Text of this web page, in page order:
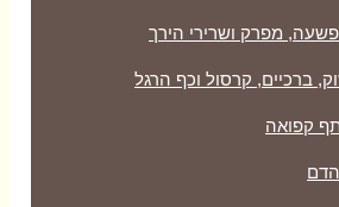
מפרק ושרירי הירך
ברכיים, קרסול וכף הרגל
קפואה